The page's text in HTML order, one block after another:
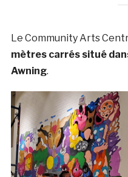
Le Community Arts
mètres carrés situé
Awning.